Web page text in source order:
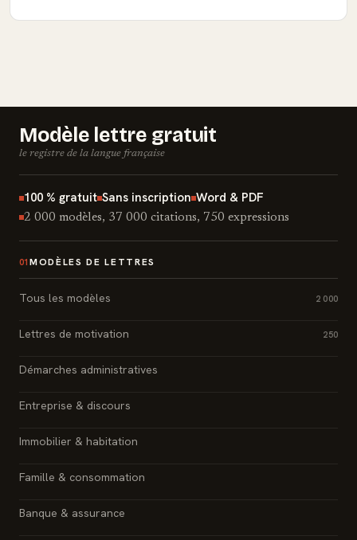
Modèle lettre gratuit
le registre de la langue française
100 % gratuit Sans inscription Word & PDF
2 000 modèles, 37 000 citations, 750 expressions
01 MODÈLES DE LETTRES
Tous les modèles 2 000
Lettres de motivation 250
Démarches administratives
Entreprise & discours
Immobilier & habitation
Famille & consommation
Banque & assurance